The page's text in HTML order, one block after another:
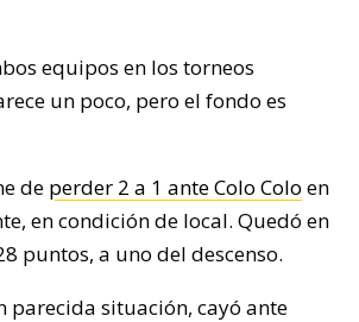
equipos en los torneos
un poco, pero el fondo es
de perder 2 a 1 ante Colo Colo en
en condición de local. Quedó en
puntos, a uno del descenso.
parecida situación, cayó ante